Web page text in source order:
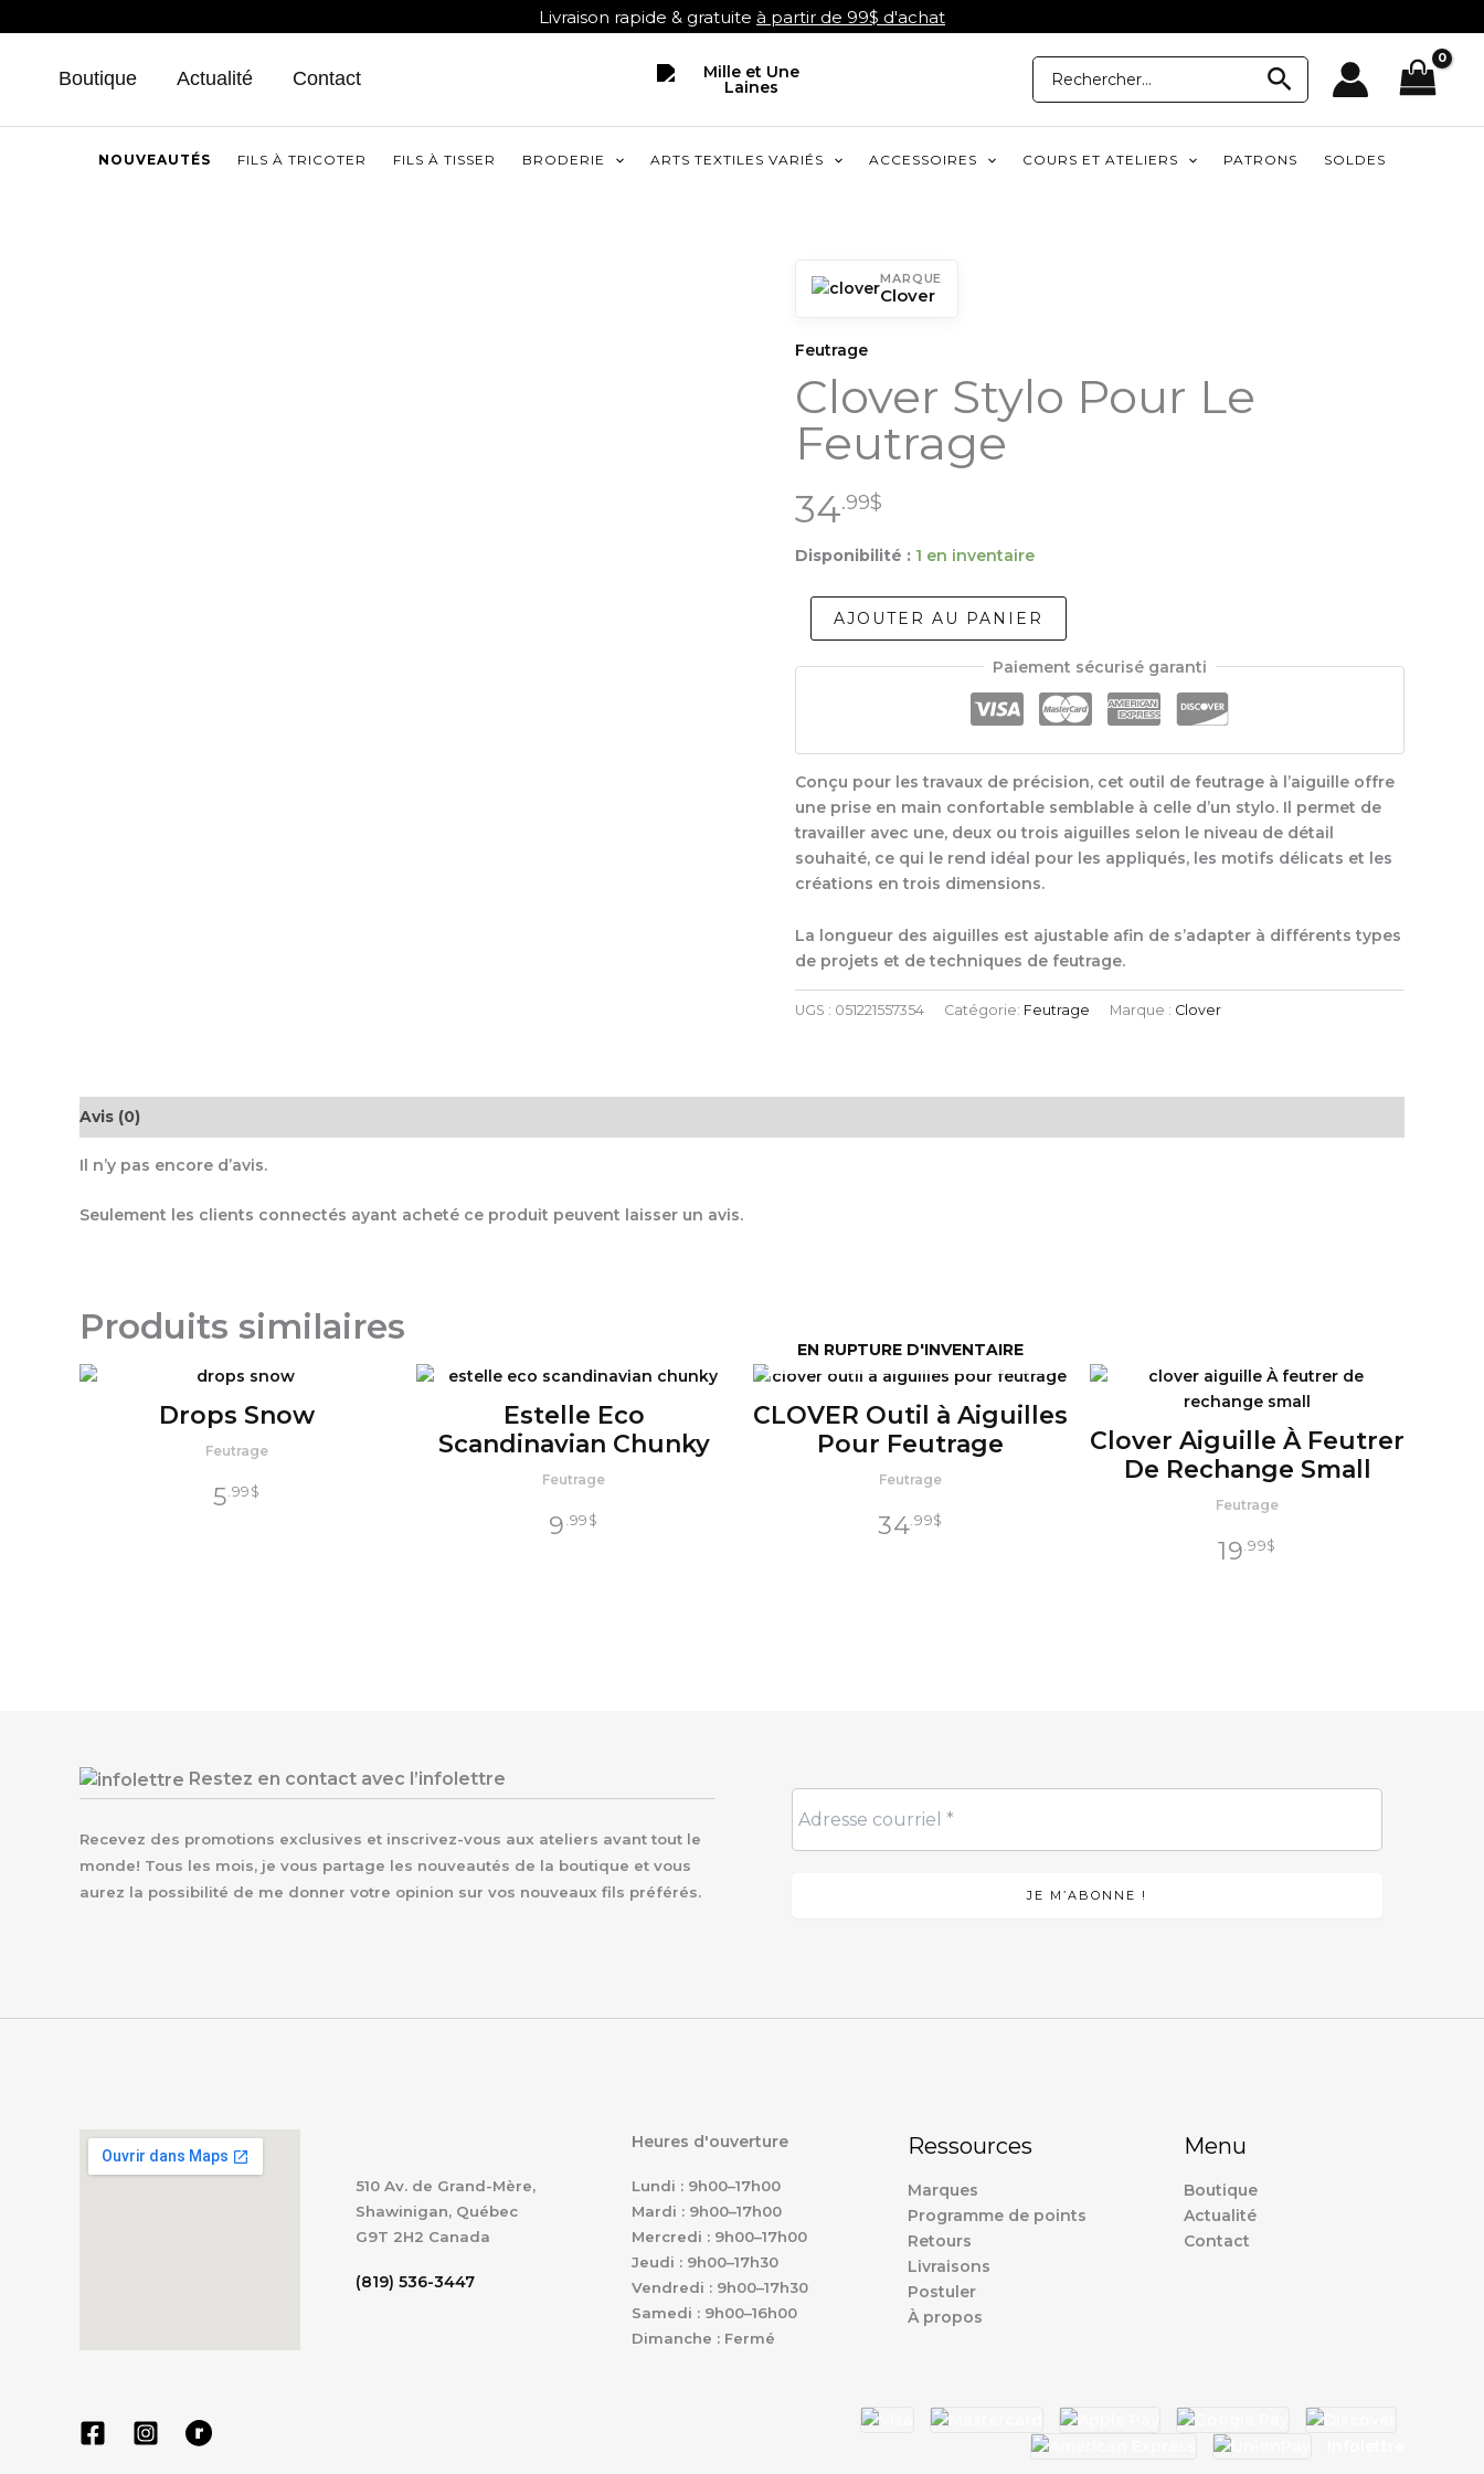
au
Livraison rapide & gratuite à partir de 99$ d'achat
Boutique Actualité Contact
Recherche
pour:
Recherche
NOUVEAUTÉS FILS À TRICOTER FILS À TISSER BRODERIE ARTS TEXTILES VARIÉS ACCESSOIRES COURS ET ATELIERS PATRONS SOLDES
MARQUE
Clover
Feutrage
Clover Stylo Pour Le
Feutrage
34.99$
Disponibilité : 1 en inventaire
quantité
Stylo
AJOUTER AU PANIER
Paiement sécurisé garanti
Conçu pour les travaux de précision, cet outil de feutrage à l’aiguille offre
une prise en main confortable semblable à celle d’un stylo. Il permet de
travailler avec une, deux ou trois aiguilles selon le niveau de détail
souhaité, ce qui le rend idéal pour les appliqués, les motifs délicats et les
créations en trois dimensions.
La longueur des aiguilles est ajustable afin de s’adapter à différents types
de projets et de techniques de feutrage.
UGS : 051221557354 Catégorie: Feutrage Marque : Clover
Avis (0)
Il n’y pas encore d’avis.
Seulement les clients connectés ayant acheté ce produit peuvent laisser un avis.
Produits similaires
Drops Snow
Feutrage
5 .99 $
Estelle Eco
Scandinavian Chunky
Feutrage
9 .99 $
EN RUPTURE D'INVENTAIRE
CLOVER Outil à Aiguilles
Pour Feutrage
Feutrage
34 .99$
Clover Aiguille À Feutrer
De Rechange Small
Feutrage
19 .99$
Restez en contact avec l’infolettre
Recevez des promotions exclusives et inscrivez-vous aux ateliers avant tout le
monde! Tous les mois, je vous partage les nouveautés de la boutique et vous
aurez la possibilité de me donner votre opinion sur vos nouveaux fils préférés.
510 Av. de Grand-Mère,
Shawinigan, Québec
G9T 2H2 Canada
(819) 536-3447
Heures d'ouverture
Lundi : 9h00–17h00
Mardi : 9h00–17h00
Mercredi : 9h00–17h00
Jeudi : 9h00–17h30
Vendredi : 9h00–17h30
Samedi : 9h00–16h00
Dimanche : Fermé
Ressources
Marques
Programme de points
Retours
Livraisons
Postuler
À propos
Menu
Boutique
Actualité
Contact